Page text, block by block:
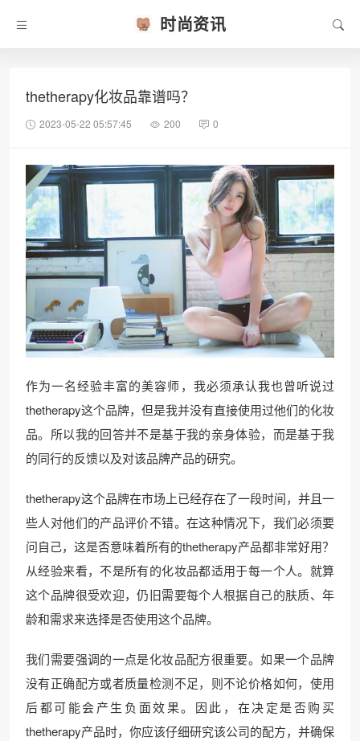
时尚资讯
thetherapy化妆品靠谱吗？
2023-05-22 05:57:45 200 0
作为一名经验丰富的美容师，我必须承认我也曾听说过
thetherapy这个品牌，但是我并没有直接使用过他们的化妆
品。所以我的回答并不是基于我的亲身体验，而是基于我
的同行的反馈以及对该品牌产品的研究。
thetherapy这个品牌在市场上已经存在了一段时间，并且一
些人对他们的产品评价不错。在这种情况下，我们必须要
问自己，这是否意味着所有的thetherapy产品都非常好用？
从经验来看，不是所有的化妆品都适用于每一个人。就算
这个品牌很受欢迎，仍旧需要每个人根据自己的肤质、年
龄和需求来选择是否使用这个品牌。
我们需要强调的一点是化妆品配方很重要。如果一个品牌
没有正确配方或者质量检测不足，则不论价格如何，使用
后都可能会产生负面效果。因此，在决定是否购买
thetherapy产品时，你应该仔细研究该公司的配方，并确保